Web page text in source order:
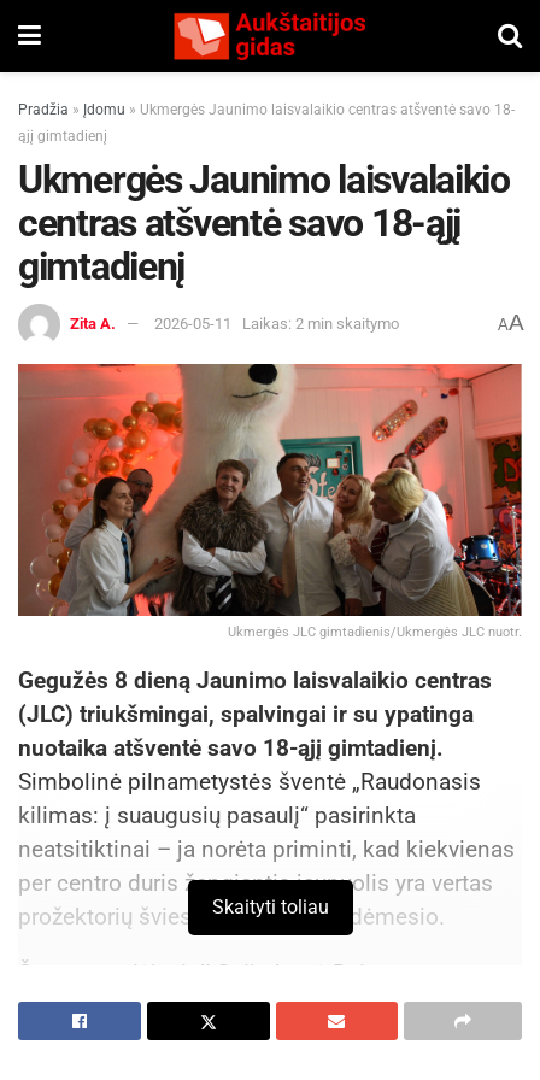
Pradžia » Įdomu » Ukmergės Jaunimo laisvalaikio centras atšventė savo 18-
ąjį gimtadienį
Ukmergės Jaunimo laisvalaikio
centras atšventė savo 18-ąjį
gimtadienį
Zita A. 2026-05-11 Laikas: 2 min skaitymo AA
Ukmergės JLC gimtadienis/Ukmergės JLC nuotr.
Gegužės 8 dieną Jaunimo laisvalaikio centras
(JLC) triukšmingai, spalvingai ir su ypatinga
nuotaika atšventė savo 18-ąjį gimtadienį.
Simbolinė pilnametystės šventė „Raudonasis
kilimas: į suaugusių pasaulį“ pasirinkta
neatsitiktinai – ja norėta priminti, kad kiekvienas
per centro duris žengiantis jaunuolis yra vertas
prožektorių šviesos ir išskirtinio dėmesio.
Šventę pradėjusi JLC direktorė Daiva
Pranskevičienė subūrė visą centro „auksinį
fondą“ – darbuotojus, savanorius ir garso įrašų
Skaityti toliau